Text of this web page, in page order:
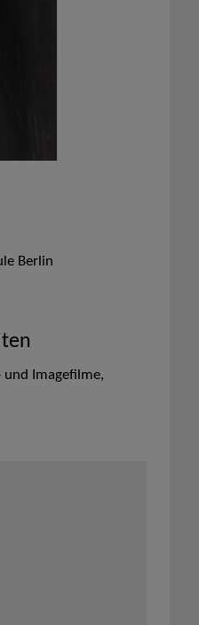
Berlin
und Imagefilme,